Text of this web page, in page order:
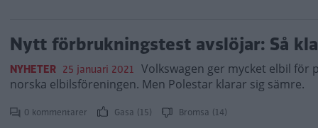
Nytt förbrukningstest avslöjar: Så
NYHETER 25 januari 2021 Volkswagen ger mycket elbil
norska elbilsföreningen. Men Polestar klarar sig sämre.
0 kommentarer Gasa (15) Bromsa (14)